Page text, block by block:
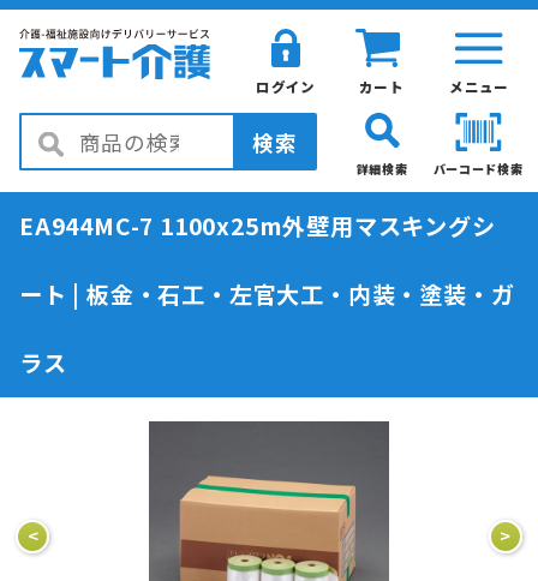
メニュー
カート
ログイン
検索
バーコード検索
詳細検索
EA944MC-7 1100x25m外壁用マスキングシ
ート | 板金・石工・左官大工・内装・塗装・ガ
ラス
< >